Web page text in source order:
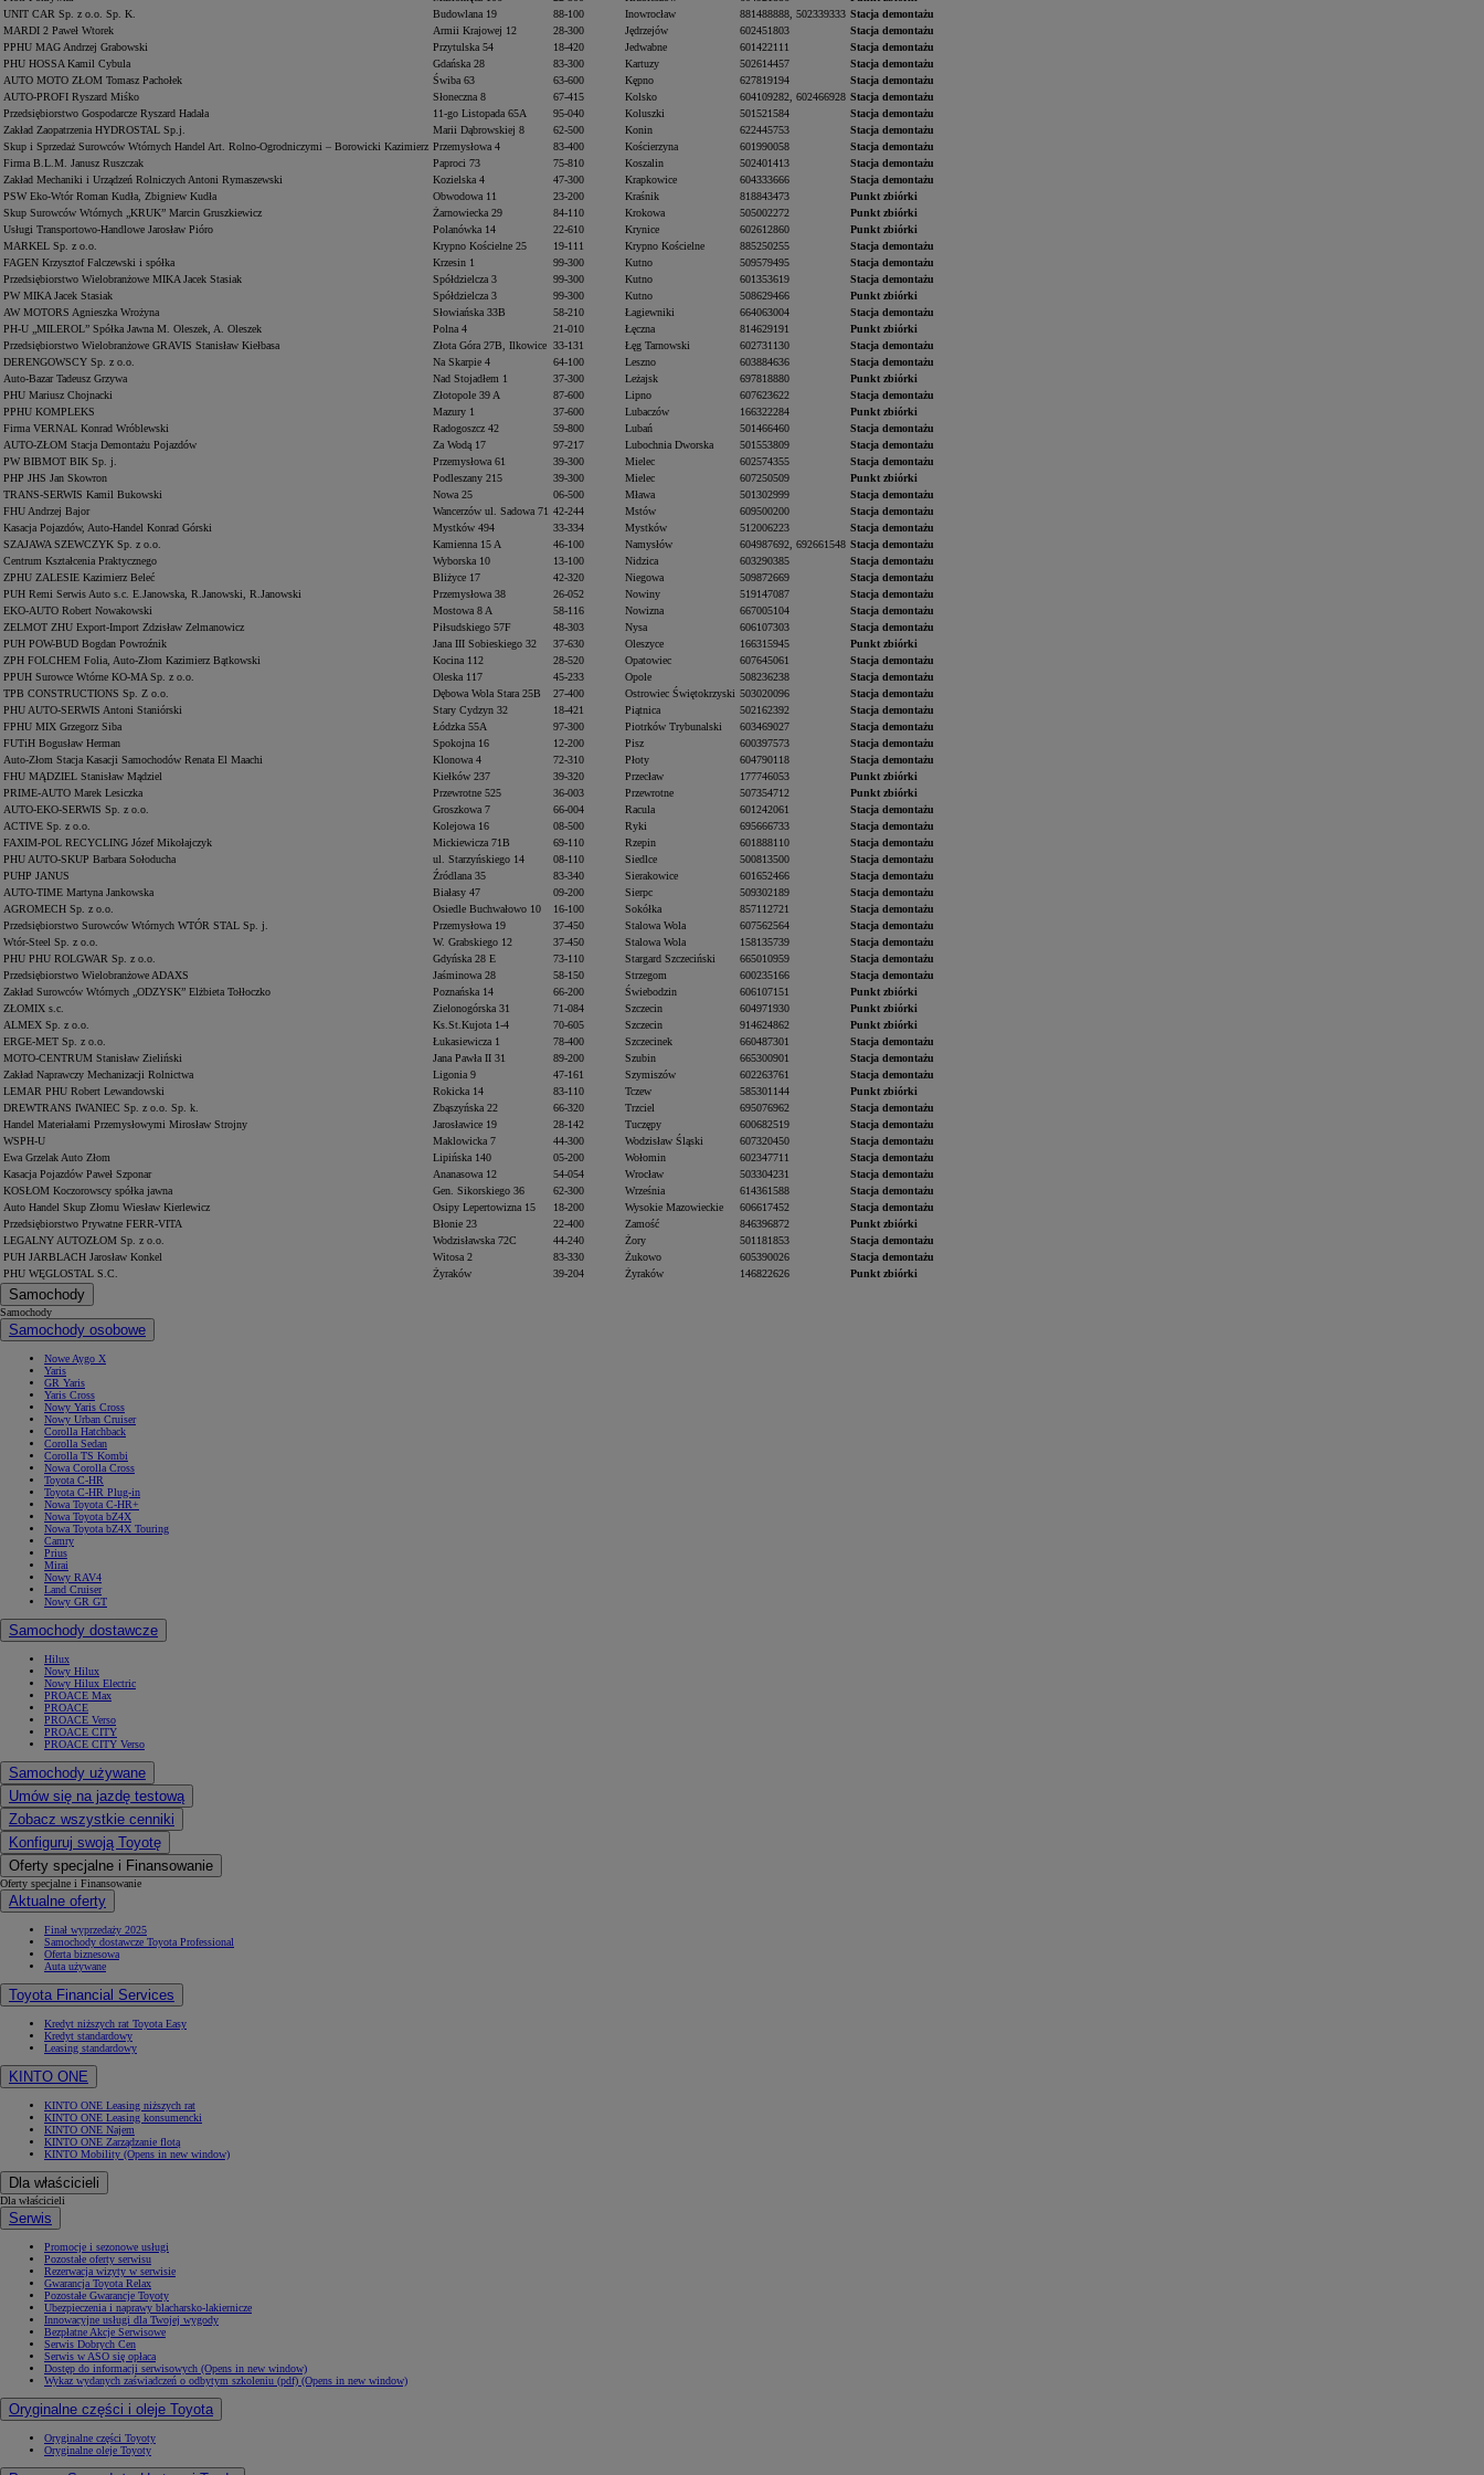
Od 81 900 zł
Yaris Cross
HYBRID
UNIT CAR Sp. z o.o. Sp. K.
Budowlana 19 88-100 Inowrocław 881488888, 502339333 Stacja demontażu
MARDI 2 Paweł Wtorek
Armii Krajowej 12 28-300 Jędrzejów 602451803
Stacja demontażu
PPHU MAG Andrzej Grabowski
Przytulska 54 18-420 Jedwabne 601422111
Stacja demontażu
PHU HOSSA Kamil Cybula
Gdańska 28 83-300 Kartuzy 502614457
Stacja demontażu
AUTO MOTO ZŁOM Tomasz Pachołek
Świba 63 63-600 Kępno 627819194
Stacja demontażu
AUTO-PROFI Ryszard Miśko
Słoneczna 8 67-415 Kolsko 604109282, 602466928 Stacja demontażu
Przedsiębiorstwo Gospodarcze Ryszard Hadała
11-go Listopada 65A 95-040 Koluszki 501521584
Stacja demontażu
Zakład Zaopatrzenia HYDROSTAL Sp.j.
Marii Dąbrowskiej 8 62-500 Konin 622445753
Stacja demontażu
Skup i Sprzedaż Surowców Wtórnych Handel Art. Rolno-Ogrodniczymi – Borowicki Kazimierz Przemysłowa 4 83-400 Kościerzyna 601990058
Stacja demontażu
Firma B.L.M. Janusz Ruszczak
Paproci 73 75-810 Koszalin 502401413
Stacja demontażu
Zakład Mechaniki i Urządzeń Rolniczych Antoni Rymaszewski
Kozielska 4 47-300 Krapkowice 604333666
Stacja demontażu
PSW Eko-Wtór Roman Kudła, Zbigniew Kudła
Obwodowa 11 23-200 Kraśnik 818843473
Punkt zbiórki
Skup Surowców Wtórnych „KRUK” Marcin Gruszkiewicz
Żarnowiecka 29 84-110 Krokowa 505002272
Punkt zbiórki
Usługi Transportowo-Handlowe Jarosław Pióro
Polanówka 14 22-610 Krynice 602612860
Punkt zbiórki
MARKEL Sp. z o.o.
Krypno Kościelne 25 19-111 Krypno Kościelne 885250255
Stacja demontażu
FAGEN Krzysztof Falczewski i spółka
Krzesin 1 99-300 Kutno 509579495
Stacja demontażu
Przedsiębiorstwo Wielobranżowe MIKA Jacek Stasiak
Spółdzielcza 3 99-300 Kutno 601353619
Stacja demontażu
PW MIKA Jacek Stasiak
Spółdzielcza 3 99-300 Kutno 508629466
Punkt zbiórki
AW MOTORS Agnieszka Wrożyna
Słowiańska 33B 58-210 Łagiewniki 664063004
Stacja demontażu
PH-U „MILEROL” Spółka Jawna M. Oleszek, A. Oleszek
Polna 4 21-010 Łęczna 814629191
Punkt zbiórki
Przedsiębiorstwo Wielobranżowe GRAVIS Stanisław Kiełbasa
Złota Góra 27B, Ilkowice 33-131 Łęg Tarnowski 602731130
Stacja demontażu
DERENGOWSCY Sp. z o.o.
Na Skarpie 4 64-100 Leszno 603884636
Stacja demontażu
Auto-Bazar Tadeusz Grzywa
Nad Stojadłem 1 37-300 Leżajsk 697818880
Punkt zbiórki
PHU Mariusz Chojnacki
Złotopole 39 A 87-600 Lipno 607623622
Stacja demontażu
PPHU KOMPLEKS
Mazury 1 37-600 Lubaczów 166322284
Punkt zbiórki
Firma VERNAL Konrad Wróblewski
Radogoszcz 42 59-800 Lubań 501466460
Stacja demontażu
AUTO-ZŁOM Stacja Demontażu Pojazdów
Za Wodą 17 97-217 Lubochnia Dworska 501553809
Stacja demontażu
PW BIBMOT BIK Sp. j.
Przemysłowa 61 39-300 Mielec 602574355
Stacja demontażu
PHP JHS Jan Skowron
Podleszany 215 39-300 Mielec 607250509
Punkt zbiórki
TRANS-SERWIS Kamil Bukowski
Nowa 25 06-500 Mława 501302999
Stacja demontażu
FHU Andrzej Bajor
Wancerzów ul. Sadowa 71 42-244 Mstów 609500200
Stacja demontażu
Kasacja Pojazdów, Auto-Handel Konrad Górski
Mystków 494 33-334 Mystków 512006223
Stacja demontażu
SZAJAWA SZEWCZYK Sp. z o.o.
Kamienna 15 A 46-100 Namysłów 604987692, 692661548 Stacja demontażu
Centrum Kształcenia Praktycznego
Wyborska 10 13-100 Nidzica 603290385
Stacja demontażu
ZPHU ZALESIE Kazimierz Beleć
Bliżyce 17 42-320 Niegowa 509872669
Stacja demontażu
PUH Remi Serwis Auto s.c. E.Janowska, R.Janowski, R.Janowski
Przemysłowa 38 26-052 Nowiny 519147087
Stacja demontażu
EKO-AUTO Robert Nowakowski
Mostowa 8 A 58-116 Nowizna 667005104
Stacja demontażu
ZELMOT ZHU Export-Import Zdzisław Zelmanowicz
Piłsudskiego 57F 48-303 Nysa 606107303
Stacja demontażu
PUH POW-BUD Bogdan Powroźnik
Jana III Sobieskiego 32 37-630 Oleszyce 166315945
Punkt zbiórki
ZPH FOLCHEM Folia, Auto-Złom Kazimierz Bątkowski
Kocina 112 28-520 Opatowiec 607645061
Stacja demontażu
PPUH Surowce Wtórne KO-MA Sp. z o.o.
Oleska 117 45-233 Opole 508236238
Stacja demontażu
TPB CONSTRUCTIONS Sp. Z o.o.
Dębowa Wola Stara 25B 27-400 Ostrowiec Świętokrzyski 503020096
Stacja demontażu
PHU AUTO-SERWIS Antoni Staniórski
Stary Cydzyn 32 18-421 Piątnica 502162392
Stacja demontażu
FPHU MIX Grzegorz Siba
Łódzka 55A 97-300 Piotrków Trybunalski 603469027
Stacja demontażu
FUTiH Bogusław Herman
Spokojna 16 12-200 Pisz 600397573
Stacja demontażu
Auto-Złom Stacja Kasacji Samochodów Renata El Maachi
Klonowa 4 72-310 Płoty 604790118
Stacja demontażu
FHU MĄDZIEL Stanisław Mądziel
Kiełków 237 39-320 Przecław 177746053
Punkt zbiórki
PRIME-AUTO Marek Lesiczka
Przewrotne 525 36-003 Przewrotne 507354712
Punkt zbiórki
AUTO-EKO-SERWIS Sp. z o.o.
Groszkowa 7 66-004 Racula 601242061
Stacja demontażu
ACTIVE Sp. z o.o.
Kolejowa 16 08-500 Ryki 695666733
Stacja demontażu
FAXIM-POL RECYCLING Józef Mikołajczyk
Mickiewicza 71B 69-110 Rzepin 601888110
Stacja demontażu
PHU AUTO-SKUP Barbara Sołoducha
ul. Starzyńskiego 14 08-110 Siedlce 500813500
Stacja demontażu
PUHP JANUS
Źródlana 35 83-340 Sierakowice 601652466
Stacja demontażu
AUTO-TIME Martyna Jankowska
Białasy 47 09-200 Sierpc 509302189
Stacja demontażu
AGROMECH Sp. z o.o.
Osiedle Buchwałowo 10 16-100 Sokółka 857112721
Stacja demontażu
Przedsiębiorstwo Surowców Wtórnych WTÓR STAL Sp. j.
Przemysłowa 19 37-450 Stalowa Wola 607562564
Stacja demontażu
Wtór-Steel Sp. z o.o.
W. Grabskiego 12 37-450 Stalowa Wola 158135739
Stacja demontażu
PHU PHU ROLGWAR Sp. z o.o.
Gdyńska 28 E 73-110 Stargard Szczeciński 665010959
Stacja demontażu
Przedsiębiorstwo Wielobranżowe ADAXS
Jaśminowa 28 58-150 Strzegom 600235166
Stacja demontażu
Zakład Surowców Wtórnych „ODZYSK” Elżbieta Tołłoczko
Poznańska 14 66-200 Świebodzin 606107151
Punkt zbiórki
ZŁOMIX s.c.
Zielonogórska 31 71-084 Szczecin 604971930
Punkt zbiórki
ALMEX Sp. z o.o.
Ks.St.Kujota 1-4 70-605 Szczecin 914624862
Punkt zbiórki
ERGE-MET Sp. z o.o.
Łukasiewicza 1 78-400 Szczecinek 660487301
Stacja demontażu
MOTO-CENTRUM Stanisław Zieliński
Jana Pawła II 31 89-200 Szubin 665300901
Stacja demontażu
Zakład Naprawczy Mechanizacji Rolnictwa
Ligonia 9 47-161 Szymiszów 602263761
Stacja demontażu
LEMAR PHU Robert Lewandowski
Rokicka 14 83-110 Tczew 585301144
Punkt zbiórki
DREWTRANS IWANIEC Sp. z o.o. Sp. k.
Zbąszyńska 22 66-320 Trzciel 695076962
Stacja demontażu
Handel Materiałami Przemysłowymi Mirosław Strojny
Jarosławice 19 28-142 Tuczępy 600682519
Stacja demontażu
WSPH-U
Maklowicka 7 44-300 Wodzisław Śląski 607320450
Stacja demontażu
Ewa Grzelak Auto Złom
Lipińska 140 05-200 Wołomin 602347711
Stacja demontażu
Kasacja Pojazdów Paweł Szponar
Ananasowa 12 54-054 Wrocław 503304231
Stacja demontażu
KOSŁOM Koczorowscy spółka jawna
Gen. Sikorskiego 36 62-300 Września 614361588
Stacja demontażu
Auto Handel Skup Złomu Wiesław Kierlewicz
Osipy Lepertowizna 15 18-200 Wysokie Mazowieckie 606617452
Stacja demontażu
Przedsiębiorstwo Prywatne FERR-VITA
Błonie 23 22-400 Zamość 846396872
Punkt zbiórki
LEGALNY AUTOZŁOM Sp. z o.o.
Wodzisławska 72C 44-240 Żory 501181853
Stacja demontażu
PUH JARBLACH Jarosław Konkel
Witosa 2 83-330 Żukowo 605390026
Stacja demontażu
PHU WĘGLOSTAL S.C.
Żyraków 39-204 Żyraków 146822626 Punkt zbiórki
Samochody
Samochody
Samochody osobowe
Nowe Aygo X
Yaris
GR Yaris
Yaris Cross
Nowy Yaris Cross
Nowy Urban Cruiser
Corolla Hatchback
Corolla Sedan
Corolla TS Kombi
Nowa Corolla Cross
Toyota C-HR
Toyota C-HR Plug-in
Nowa Toyota C-HR+
Nowa Toyota bZ4X
Nowa Toyota bZ4X Touring
Camry
Prius
Mirai
Nowy RAV4
Land Cruiser
Nowy GR GT
Samochody dostawcze
Hilux
Nowy Hilux
Nowy Hilux Electric
PROACE Max
PROACE
PROACE Verso
PROACE CITY
PROACE CITY Verso
Samochody używane
Umów się na jazdę testową
Zobacz wszystkie cenniki
Konfiguruj swoją Toyotę
Oferty specjalne i Finansowanie
Oferty specjalne i Finansowanie
Aktualne oferty
Finał wyprzedaży 2025
Samochody dostawcze Toyota Professional
Oferta biznesowa
Auta używane
Toyota Financial Services
Kredyt niższych rat Toyota Easy
Kredyt standardowy
Leasing standardowy
KINTO ONE
KINTO ONE Leasing niższych rat
KINTO ONE Leasing konsumencki
KINTO ONE Najem
KINTO ONE Zarządzanie flotą
KINTO Mobility (Opens in new window)
Dla właścicieli
Dla właścicieli
Serwis
Promocje i sezonowe usługi
Pozostałe oferty serwisu
Rezerwacja wizyty w serwisie
Gwarancja Toyota Relax
Pozostałe Gwarancje Toyoty
Ubezpieczenia i naprawy blacharsko-lakiernicze
Innowacyjne usługi dla Twojej wygody
Bezpłatne Akcje Serwisowe
Serwis Dobrych Cen
Serwis w ASO się opłaca
Dostęp do informacji serwisowych (Opens in new window)
Wykaz wydanych zaświadczeń o odbytym szkoleniu (pdf) (Opens in new window)
Oryginalne części i oleje Toyota
Oryginalne części Toyoty
Oryginalne oleje Toyoty